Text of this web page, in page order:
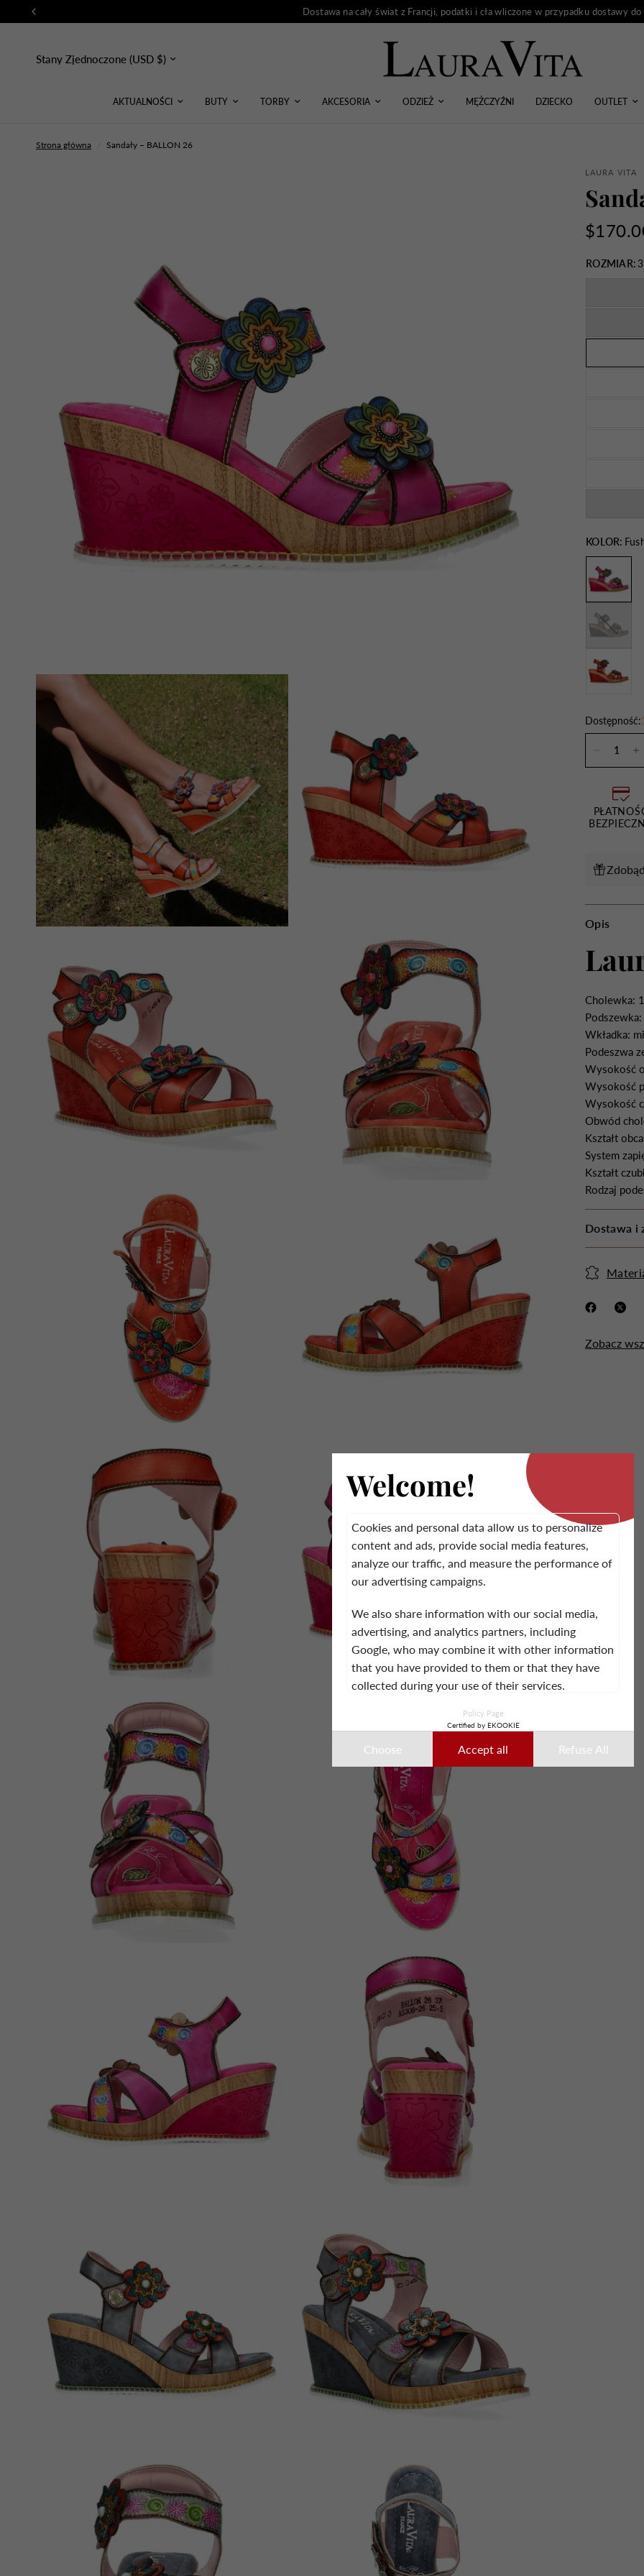
Dostawa na cały świat z Francji, podatki i cła wliczone w przypadku dostawy do
Zaktualizuj
kraj/region
AKTUALNOŚCI BUTY TORBY AKCESORIA ODZIEŻ MĘŻCZYŹNI DZIECKO OUTLET
Strona główna Sandały – BALLON 26
LAURA VITA
ROZMIAR:
KOLOR:
Dostępność:
Opis
Cholewka:
Wkładka:
Podeszwa
Wysokość
Wysokość
Wysokość
Obwód
Kształt
System
Kształt
Rodzaj
Dostawa i
Zobacz
Welcome!
Cookies and personal data allow us to personalize
content and ads, provide social media features,
analyze our traffic, and measure the performance of
our advertising campaigns.
We also share information with our social media,
advertising, and analytics partners, including
Google, who may combine it with other information
that you have provided to them or that they have
collected during your use of their services.
This data may notably be used for ad
personalization purposes. You can accept, refuse, or
customize your choices at any time.
Policy Page
Certified by EKOOKIE
Choose Accept all Refuse All